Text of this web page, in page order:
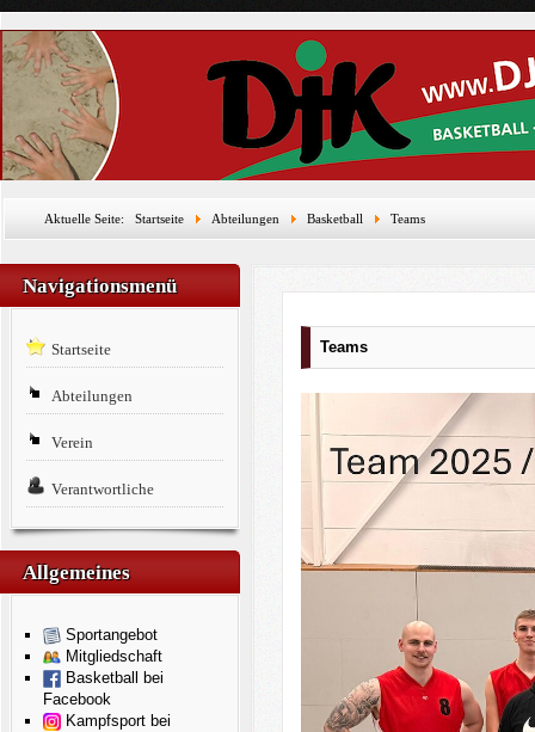
Aktuelle Seite: Startseite Abteilungen Basketball Teams
Navigationsmenü
Startseite
Abteilungen
Verein
Verantwortliche
Allgemeines
Sportangebot
Mitgliedschaft
Basketball bei
Facebook
Kampfsport bei
Teams